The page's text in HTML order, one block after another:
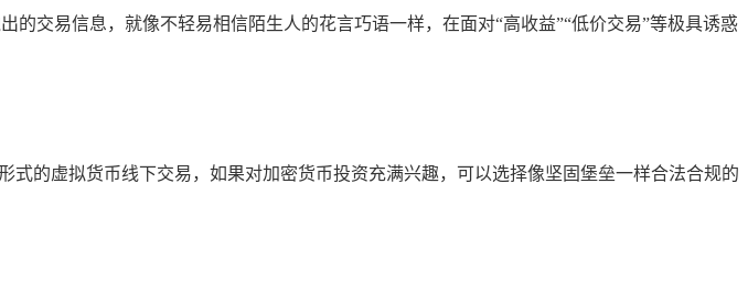
交易信息，就像不轻易相信陌生人的花言巧语一样，在面对“高收益”“低价交易”等极具诱惑
的虚拟货币线下交易，如果对加密货币投资充满兴趣，可以选择像坚固堡垒一样合法合规的